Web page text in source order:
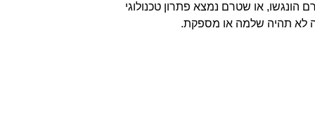
הונגשו, או שטרם נמצא פתרון טכנולוגי
לא תהיה שלמה או מספקת.